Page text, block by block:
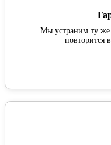
Мы устраним ту же
повторится